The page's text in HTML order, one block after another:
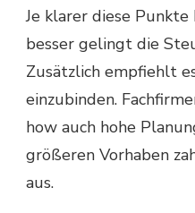
Je klarer diese
besser gelingt die
Zusätzlich empfiehlt
einzubinden.
how auch hohe
größeren Vorhaben
aus.